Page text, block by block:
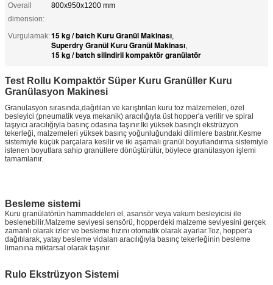
Overall
dimension:
800x950x1200 mm
Vurgulamak:15 kg / batch Kuru Granül Makinası,
Superdry Granül Kuru Granül Makinası,
15 kg / batch silindirli kompaktör granülatör
Test Rollu Kompaktör Süper Kuru Granüller Kuru
Granülasyon Makinesi
Granulasyon sırasında,dağıtılan ve karıştırılan kuru toz malzemeleri, özel
besleyici (pneumatik veya mekanik) aracılığıyla üst hopper'a verilir ve spiral
taşıyıcı aracılığıyla basınç odasına taşınır.İki yüksek basınçlı ekstrüzyon
tekerleği, malzemeleri yüksek basınç yoğunluğundaki dilimlere bastırır.Kesme
sistemiyle küçük parçalara kesilir ve iki aşamalı granül boyutlandırma sistemiyle
istenen boyutlara sahip granüllere dönüştürülür, böylece granülasyon işlemi
tamamlanır.
Besleme sistemi
Kuru granülatörün hammaddeleri el, asansör veya vakum besleyicisi ile
beslenebilir.Malzeme seviyesi sensörü, hopperdeki malzeme seviyesini gerçek
zamanlı olarak izler ve besleme hızını otomatik olarak ayarlar.Toz, hopper'a
dağıtılarak, yatay besleme vidaları aracılığıyla basınç tekerleğinin besleme
limanına miktarsal olarak taşınır.
Rulo Ekstrüzyon Sistemi